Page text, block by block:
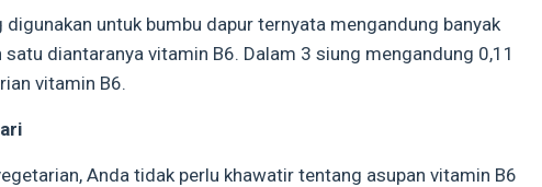
digunakan untuk bumbu dapur ternyata mengandung banyak
diantaranya vitamin B6. Dalam 3 siung mengandung 0,11
vitamin B6.
Anda tidak perlu khawatir tentang asupan vitamin B6